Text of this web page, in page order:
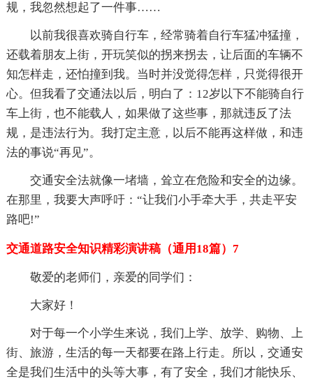
规，我忽然想起了一件事……
以前我很喜欢骑自行车，经常骑着自行车猛冲猛撞，
还载着朋友上街，开玩笑似的拐来拐去，让后面的车辆不
知怎样走，还怕撞到我。当时并没觉得怎样，只觉得很开
心。但我看了交通法以后，明白了：12岁以下不能骑自行
车上街，也不能载人，如果做了这些事，那就违反了法
规，是违法行为。我打定主意，以后不能再这样做，和违
法的事说“再见”。
交通安全法就像一堵墙，耸立在危险和安全的边缘。
在那里，我要大声呼吁：“让我们小手牵大手，共走平安
路吧!”
交通道路安全知识精彩演讲稿（通用18篇）7
敬爱的老师们，亲爱的同学们：
大家好！
对于每一个小学生来说，我们上学、放学、购物、上
街、旅游，生活的每一天都要在路上行走。所以，交通安
全是我们生活中的头等大事，有了安全，我们才能快乐、